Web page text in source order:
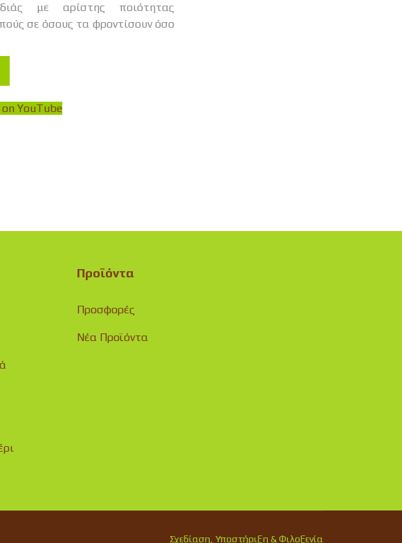
με αρίστης ποιότητας
σε όσους τα φροντίσουν όσο
YouTube
Προϊόντα
Προσφορές
Νέα Προϊόντα
Σχεδίαση, Υποστήριξη & Φιλοξενία